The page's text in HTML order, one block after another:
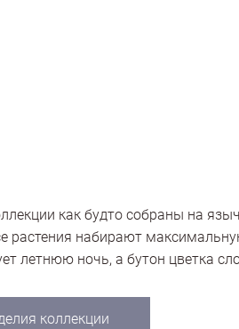
как будто собраны на
растения набирают
летнюю ночь, а бутон цветка
коллекции